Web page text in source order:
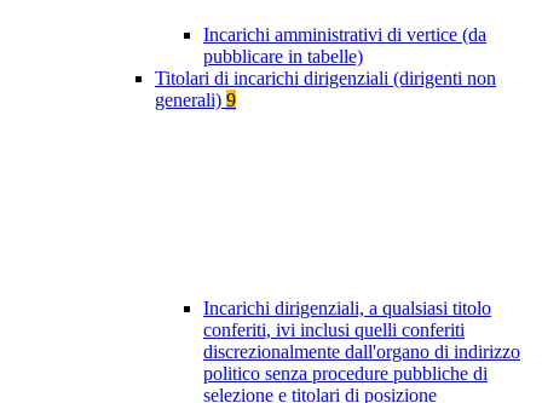
Incarichi amministrativi di vertice (da
pubblicare in tabelle)
Titolari di incarichi dirigenziali (dirigenti non
generali) 9
Incarichi dirigenziali, a qualsiasi titolo
conferiti, ivi inclusi quelli conferiti
discrezionalmente dall'organo di indirizzo
politico senza procedure pubbliche di
selezione e titolari di posizione